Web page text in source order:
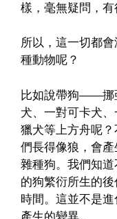
樣，毫無疑問，有
所以，這一切都
種動物呢？
比如說帶狗——挪
犬、一對可卡犬
獵犬等上方舟呢
們長得像狼，會
雜種狗。我們知
的狗繁衍所生的
時間。這並不是